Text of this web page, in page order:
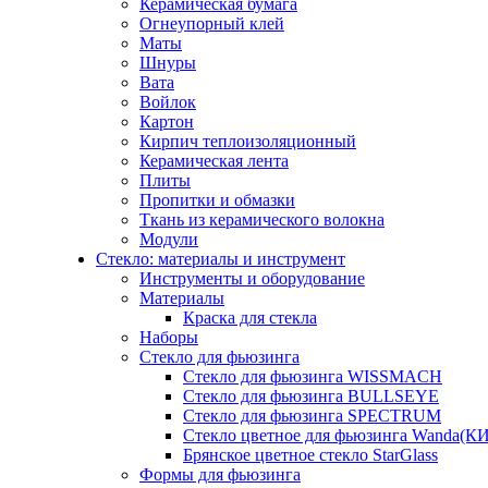
Керамическая бумага
Огнеупорный клей
Маты
Шнуры
Вата
Войлок
Картон
Кирпич теплоизоляционный
Керамическая лента
Плиты
Пропитки и обмазки
Ткань из керамического волокна
Модули
Стекло: материалы и инструмент
Инструменты и оборудование
Материалы
Краска для стекла
Наборы
Стекло для фьюзинга
Стекло для фьюзинга WISSMACH
Стекло для фьюзинга BULLSEYE
Стекло для фьюзинга SPECTRUM
Стекло цветное для фьюзинга
Брянское цветное стекло StarGlass
Формы для фьюзинга